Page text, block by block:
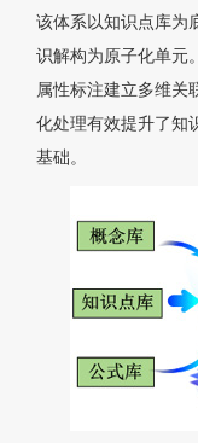
该体系以知识点库为
识解构为原子化单元
属性标注建立多维关
化处理有效提升了知
基础。